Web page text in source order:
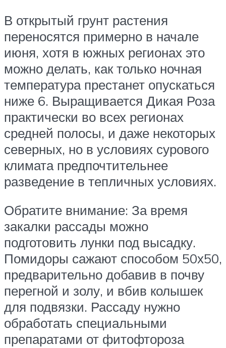
В открытый грунт растения
переносятся примерно в начале
июня, хотя в южных регионах это
можно делать, как только ночная
температура престанет опускаться
ниже 6. Выращивается Дикая Роза
практически во всех регионах
средней полосы, и даже некоторых
северных, но в условиях сурового
климата предпочтительнее
разведение в тепличных условиях.
Обратите внимание: За время
закалки рассады можно
подготовить лунки под высадку.
Помидоры сажают способом 50х50,
предварительно добавив в почву
перегной и золу, и вбив колышек
для подвязки. Рассаду нужно
обработать специальными
препаратами от фитофтороза